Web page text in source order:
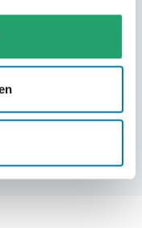
d)
konfigurierst